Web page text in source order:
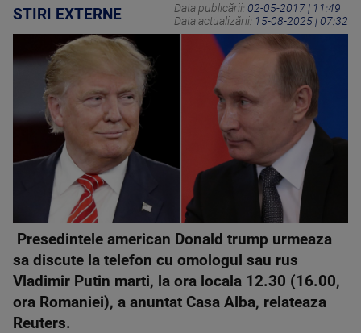
STIRI EXTERNE Data publicării: 02-05-2017 | 11:49
Data actualizării: 15-08-2025 | 07:32
Presedintele american Donald trump urmeaza
sa discute la telefon cu omologul sau rus
Vladimir Putin marti, la ora locala 12.30 (16.00,
ora Romaniei), a anuntat Casa Alba, relateaza
Reuters.